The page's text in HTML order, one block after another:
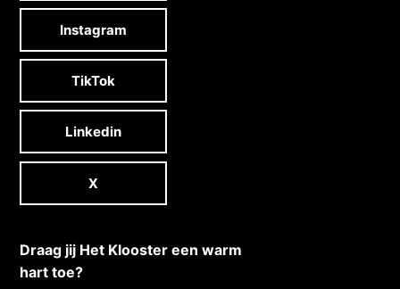
Instagram
TikTok
Linkedin
X
Draag jij Het Klooster een warm
hart toe?